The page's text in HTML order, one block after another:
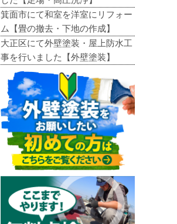
箕面市にて和室を洋室にリフォー
ム【畳の撤去・下地の作成】
大正区にて外壁塗装・屋上防水工
事を行いました【外壁塗装】